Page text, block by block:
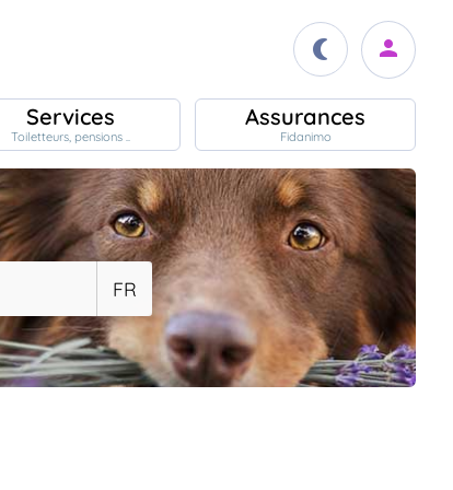
Services
Toiletteurs, pensions ..
Assurances
Fidanimo
FR